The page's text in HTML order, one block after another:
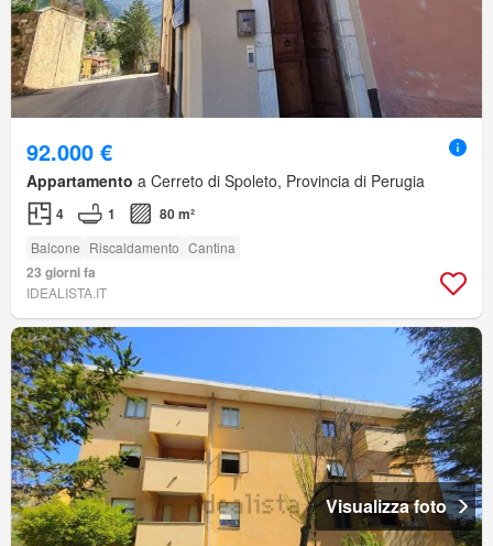
92.000 €
Appartamento a Cerreto di Spoleto, Provincia di Perugia
4 1 80 m²
Balcone Riscaldamento Cantina
23 giorni fa
IDEALISTA.IT
Visualizza foto